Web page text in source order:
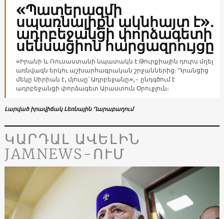
«Պատերազմի
սպառնալիքն ակնհայտ է»․
ադրբեջանցի փորձագետի
սենսացիոն հարցազրույցը
«Իրանի և Ռուսաստանի նպատակն է Թուրքիային դուրս մղել
առնվազն երկու աշխարհագրական շրջաններից։ Դրանցից
մեկը Սիրիան է, մյուսը՝ Ադրբեջանը»,- ընդգծում է
ադրբեջանցի փորձագետ Արաստուն Օրուջլուն։
Լարված իրավիճակ Լեռնային Ղարաբաղում
ԿԱՐԴԱԼ ԱՎԵԼԻՆ
JAMNEWS-ՈՒՄ